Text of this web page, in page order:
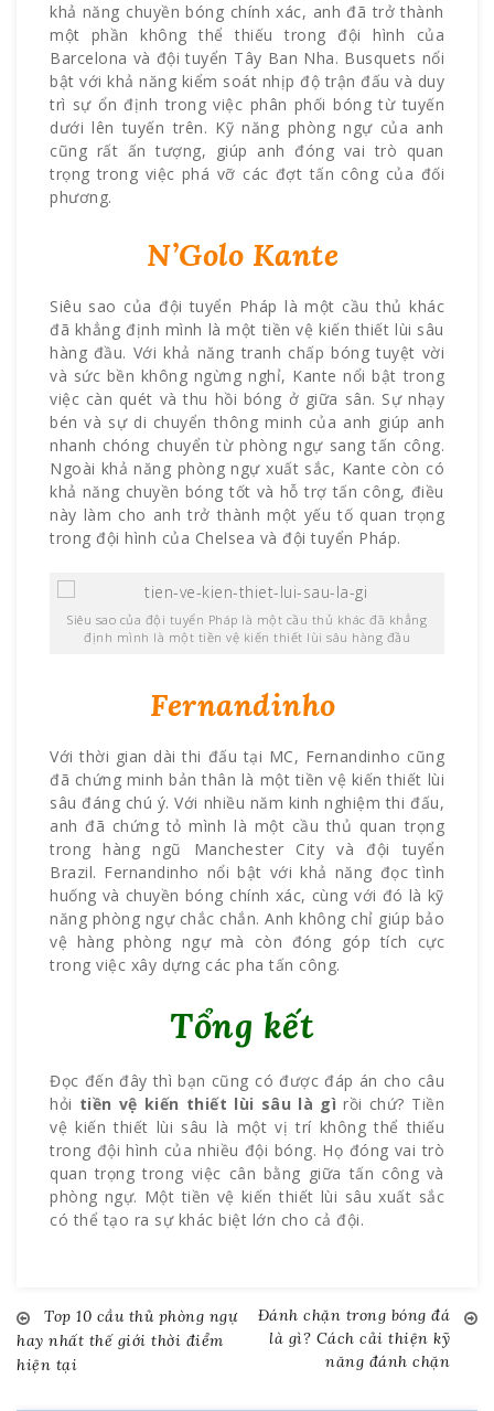
khả năng chuyền bóng chính xác, anh đã trở thành
một phần không thể thiếu trong đội hình của
Barcelona và đội tuyển Tây Ban Nha. Busquets nổi
bật với khả năng kiểm soát nhịp độ trận đấu và duy
trì sự ổn định trong việc phân phối bóng từ tuyến
dưới lên tuyến trên. Kỹ năng phòng ngự của anh
cũng rất ấn tượng, giúp anh đóng vai trò quan
trọng trong việc phá vỡ các đợt tấn công của đối
phương.
N’Golo Kante
Siêu sao của đội tuyển Pháp là một cầu thủ khác
đã khẳng định mình là một tiền vệ kiến thiết lùi sâu
hàng đầu. Với khả năng tranh chấp bóng tuyệt vời
và sức bền không ngừng nghỉ, Kante nổi bật trong
việc càn quét và thu hồi bóng ở giữa sân. Sự nhạy
bén và sự di chuyển thông minh của anh giúp anh
nhanh chóng chuyển từ phòng ngự sang tấn công.
Ngoài khả năng phòng ngự xuất sắc, Kante còn có
khả năng chuyền bóng tốt và hỗ trợ tấn công, điều
này làm cho anh trở thành một yếu tố quan trọng
trong đội hình của Chelsea và đội tuyển Pháp.
Siêu sao của đội tuyển Pháp là một cầu thủ khác đã khẳng
định mình là một tiền vệ kiến thiết lùi sâu hàng đầu
Fernandinho
Với thời gian dài thi đấu tại MC, Fernandinho cũng
đã chứng minh bản thân là một tiền vệ kiến thiết lùi
sâu đáng chú ý. Với nhiều năm kinh nghiệm thi đấu,
anh đã chứng tỏ mình là một cầu thủ quan trọng
trong hàng ngũ Manchester City và đội tuyển
Brazil. Fernandinho nổi bật với khả năng đọc tình
huống và chuyền bóng chính xác, cùng với đó là kỹ
năng phòng ngự chắc chắn. Anh không chỉ giúp bảo
vệ hàng phòng ngự mà còn đóng góp tích cực
trong việc xây dựng các pha tấn công.
Tổng kết
Đọc đến đây thì bạn cũng có được đáp án cho câu
hỏi tiền vệ kiến thiết lùi sâu là gì rồi chứ? Tiền
vệ kiến thiết lùi sâu là một vị trí không thể thiếu
trong đội hình của nhiều đội bóng. Họ đóng vai trò
quan trọng trong việc cân bằng giữa tấn công và
phòng ngự. Một tiền vệ kiến thiết lùi sâu xuất sắc
có thể tạo ra sự khác biệt lớn cho cả đội.
Điều
hướng
Top 10 cầu thủ phòng ngự
hay nhất thế giới thời điểm
hiện tại
Đánh chặn trong bóng đá
là gì? Cách cải thiện kỹ
năng đánh chặn